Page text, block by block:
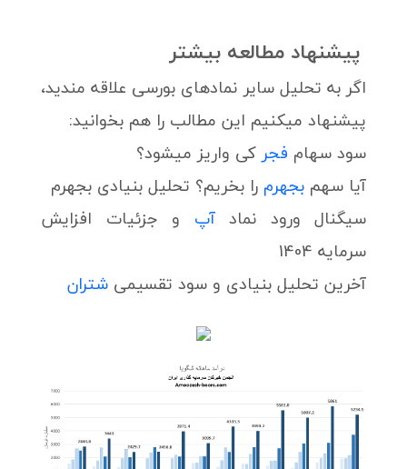
پیشنهاد مطالعه بیشتر
اگر به تحلیل سایر نمادهای بورسی علاقه مندید،
پیشنهاد میکنیم این مطالب را هم بخوانید:
سود سهام فجرکی واریز میشود؟
آیا سهم بجهرم را بخریم؟ تحلیل بنیادی بجهرم
سیگنال ورود نمادآپ و جزئیات افزایش
سرمایه 1404
آخرین تحلیل بنیادی و سود تقسیمی شتران